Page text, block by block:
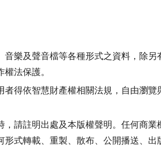
樂及聲音檔等各種形式之資料，除另
法保護。
得依智慧財產權相關法規，自由瀏覽
請註明出處及本版權聲明。任何商業
式轉載、重製、散布、公開播送、出